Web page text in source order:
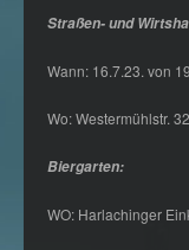
Straßen- und
Wann: 16.7.23. von
Wo: Westermühlstr.
Biergarten:
WO: Harlachinger